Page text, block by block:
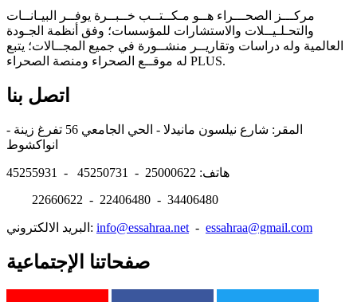
مركـــز الصحـــراء هــو مـكــتــب خــبــرة يوفــر البيـانــات
والتحـلـيــلات والاستشارات للمؤسسات؛ وفق أنظمة الجـودة
العالمية وله دراسات وتقاريــر منشــورة في جميع المجــالات؛ يتبع
له موقــع الصحراء ومنصة الصحراء PLUS.
اتصل بنا
المقر: شارع نيلسون مانيدلا - الحي الجامعي 56 تفرغ زينة -
هاتف: 25000622 - 45250731 - 45255931
22660622 - 22406480 - 34406480
البريد الالكتروني: info@essahraa.net- essahraa@gmail.com
صفحاتنا الإجتماعية